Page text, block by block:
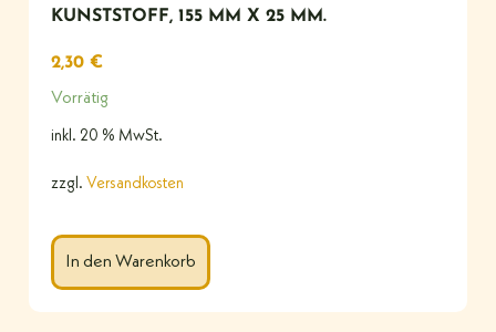
KUNSTSTOFF, 155 MM X 25 MM.
2,30 €
Vorrätig
inkl. 20 % MwSt.
zzgl. Versandkosten
In den Warenkorb